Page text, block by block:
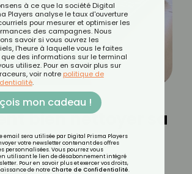
bien nettoyer sa
?
à ce que la société Digital
Players analyse le taux d'ouverture
pour mesurer et optimiser les
des campagnes. Nous
savoir si vous ouvrez les
l'heure à laquelle vous le faites
des informations sur le terminal
utilisez. Pour en savoir plus sur
voir notre politique de
.
mon cadeau !
email sera utilisée par Digital Prisma Players
votre newsletter contenant des offres
personnalisées. Vous pourrez vous
utilisant le lien de désabonnement intégré
Pour en savoir plus et exercer vos droits,
de notre Charte de Confidentialité.